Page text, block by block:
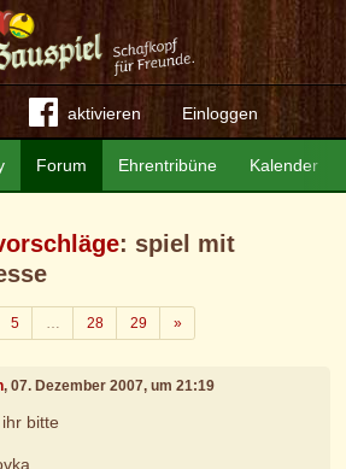
aktivieren Einloggen
Forum Ehrentribüne Kalender
: spiel mit
5 … 28 29 »Weiter
, 07. Dezember 2007, um 21:19
bitte